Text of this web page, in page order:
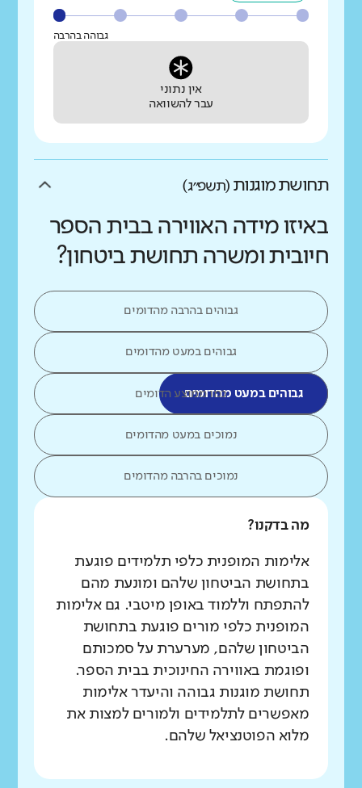
גבוהה בהרבה
אין נתוני
עבר להשוואה
תחושת מוגנות (תשפ״ג)
באיזו מידה האווירה בבית הספר
חיובית ומשרה תחושת ביטחון?
גבוהים בהרבה מהדומים
גבוהים במעט מהדומים
גבוהים במעט מהדומיםכמו ממוצע הדומים
נמוכים במעט מהדומים
נמוכים בהרבה מהדומים
מה בדקנו?
אלימות המופנית כלפי תלמידים פוגעת
בתחושת הביטחון שלהם ומונעת מהם
להתפתח וללמוד באופן מיטבי. גם אלימות
המופנית כלפי מורים פוגעת בתחושת
הביטחון שלהם, מערערת על סמכותם
ופוגמת באווירה החינוכית בבית הספר.
תחושת מוגנות גבוהה והיעדר אלימות
מאפשרים לתלמידים ולמורים למצות את
מלוא הפוטנציאל שלהם.